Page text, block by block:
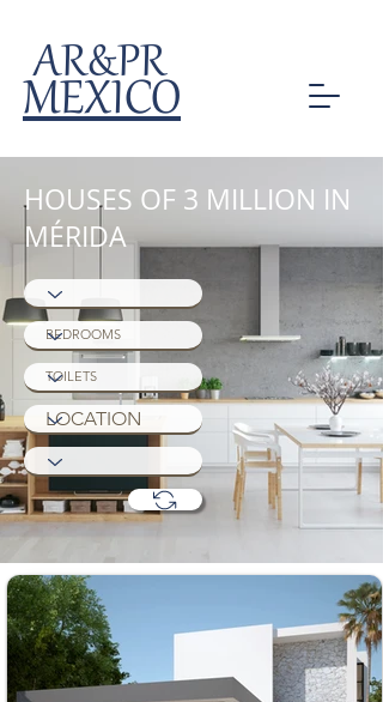
MEXICO
AR&PR
HOUSES OF 3 MILLION IN
MÉRIDA